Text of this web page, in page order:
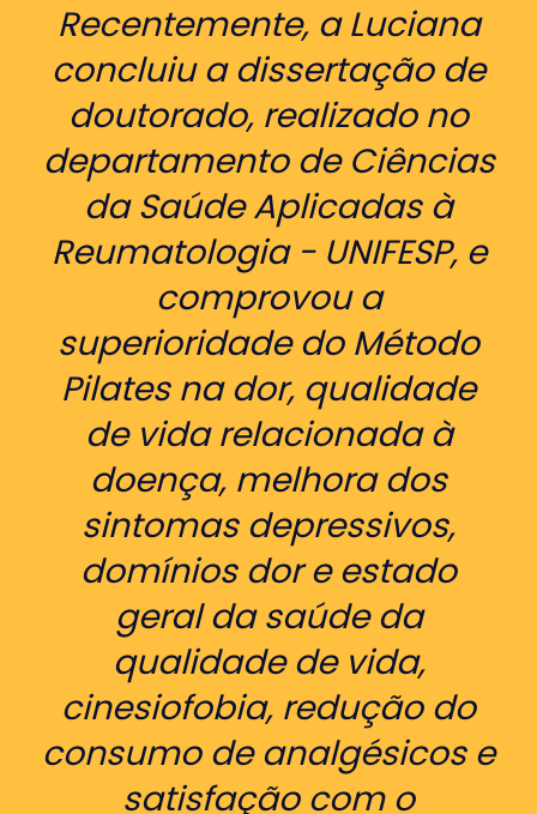
Recentemente, a Luciana
concluiu a dissertação de
doutorado, realizado no
departamento de Ciências
da Saúde Aplicadas à
Reumatologia - UNIFESP, e
comprovou a
superioridade do Método
Pilates na dor, qualidade
de vida relacionada à
doença, melhora dos
sintomas depressivos,
domínios dor e estado
geral da saúde da
qualidade de vida,
cinesiofobia, redução do
consumo de analgésicos e
satisfação com o